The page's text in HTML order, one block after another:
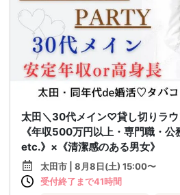
太田＼30代メイン♡貸し切りラ
《年収500万円以上・専門職・公
etc.》×《清潔感のある男女》
太田市 | 8月8日(土) 15:00〜
受付終了まで41時間